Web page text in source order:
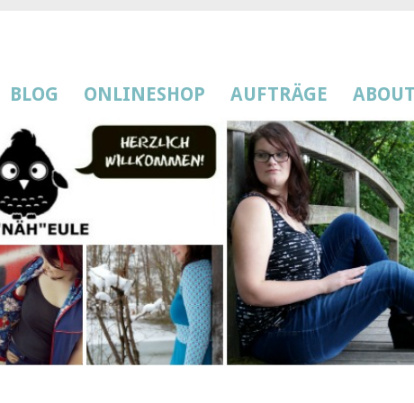
BLOG ONLINESHOP AUFTRÄGE